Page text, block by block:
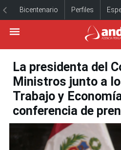
Bicentenario Perfiles
La presidenta del
Ministros junto a
Trabajo y
conferencia de